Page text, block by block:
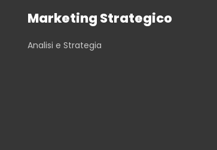
Marketing Strategico
Analisi e Strategia